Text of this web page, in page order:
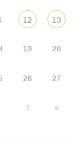
12 13
19 20
26 27
3 4